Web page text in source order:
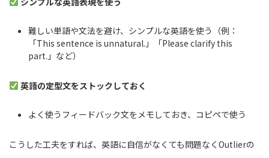
難しい単語や文法を避け、シンプルな英語を使う（例：
「This sentence is unnatural.」「Please clarify this
part.」など）
英語の定型文をストックしておく
よく使うフィードバック文をメモしておき、コピペで使う
こうした工夫をすれば、英語に自信がなくても問題なくOutlierの